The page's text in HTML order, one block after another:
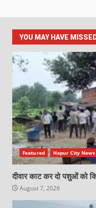
YOU MAY HAVE
Featured Hapur City News
दीवार काट कर दो पशुओं को
August 7, 2026